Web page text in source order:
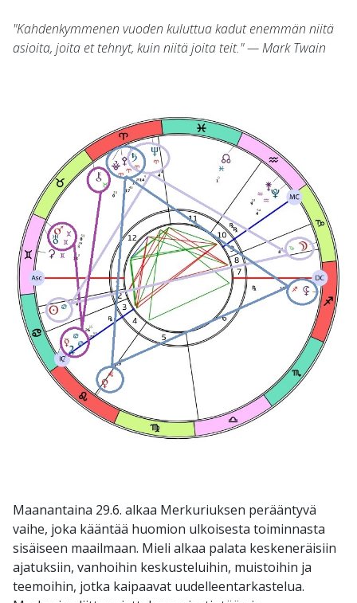
"Kahdenkymmenen vuoden kuluttua kadut enemmän niitä
asioita, joita et tehnyt, kuin niitä joita teit." — Mark Twain
Maanantaina 29.6. alkaa Merkuriuksen perääntyvä
vaihe, joka kääntää huomion ulkoisesta toiminnasta
sisäiseen maailmaan. Mieli alkaa palata keskeneräisiin
ajatuksiin, vanhoihin keskusteluihin, muistoihin ja
teemoihin, jotka kaipaavat uudelleentarkastelua.